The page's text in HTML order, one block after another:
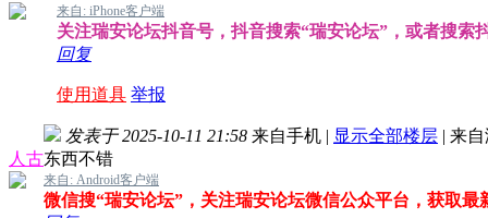
来自: iPhone客户端
关注瑞安论坛抖音号，抖音搜索“瑞安论坛”，或者搜索
回复
使用道具 举报
人古
发表于 2025-10-11 21:58 来自手机 | 显示全部楼层 | 来
东西不错
来自: Android客户端
微信搜“瑞安论坛”，关注瑞安论坛微信公众平台，获取最